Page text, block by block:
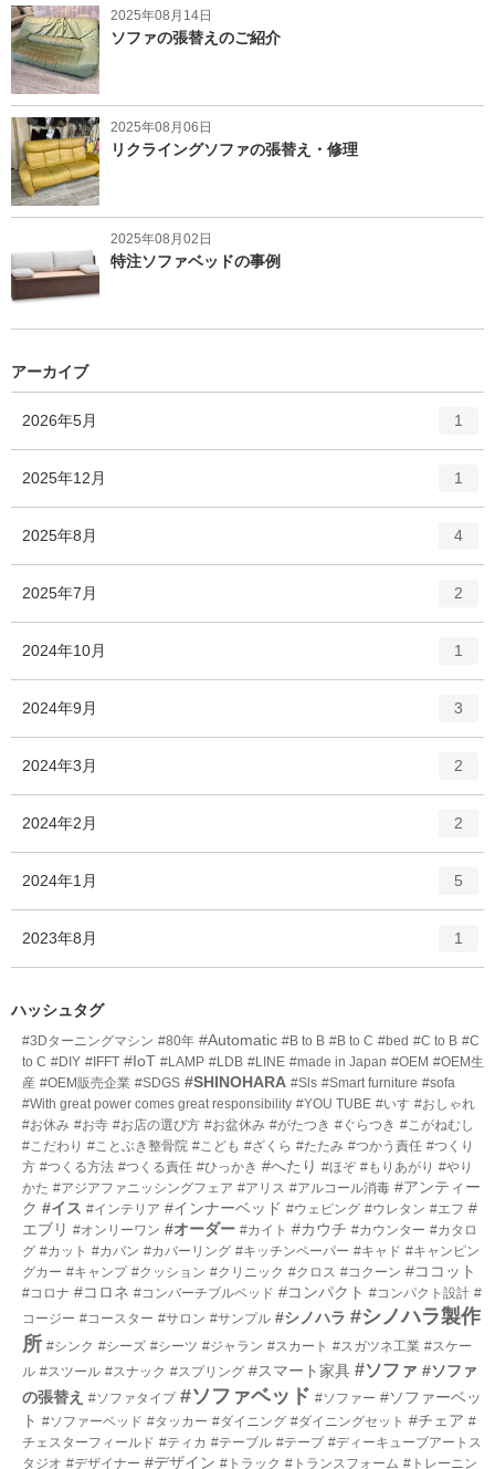
2025年08月14日
ソファの張替えのご紹介
2025年08月06日
リクライングソファの張替え・修理
2025年08月02日
特注ソファベッドの事例
アーカイブ
2026年5月
リ
ー
1
2025年12月
ー
1
2025年8月
ー
数
4
2025年7月
リ
ー
2
2024年10月
ー
1
2024年9月
ー
3
2024年3月
ー
2
2024年2月
ー
2
2024年1月
ー
5
2023年8月
リ
数
1
ハッシュタグ
#3Dターニングマシン #80年 #Automatic #B to B #B to C #bed #C to B #C
to C #DIY #IFFT #IoT #LAMP #LDB #LINE #made in Japan #OEM #OEM生
産 #OEM販売企業 #SDGS #SHINOHARA #Sls #Smart furniture #sofa
#With great power comes great responsibility #YOU TUBE #いす #おしゃれ
#お休み #お寺 #お店の選び方 #お盆休み #がたつき #ぐらつき #こがねむし
#こだわり #ことぶき整骨院 #こども #ざくら #たたみ #つかう責任 #つくり
方 #つくる方法 #つくる責任 #ひっかき #へたり #ほぞ #もりあがり #やり
かた #アジアファニッシングフェア #アリス #アルコール消毒 #アンティー
ク #イス #インテリア #インナーベッド #ウェピング #ウレタン #エフ #
エブリ #オンリーワン #オーダー #カイト #カウチ #カウンター #カタロ
グ #カット #カバン #カバーリング #キッチンペーパー #キャド #キャンピン
グカー #キャンプ #クッション #クリニック #クロス #コクーン #ココット
#コロナ #コロネ #コンバーチブルベッド #コンパクト #コンパクト設計 #
コージー #コースター #サロン #サンプル #シノハラ #シノハラ製作
所 #シンク #シーズ #シーツ #ジャラン #スカート #スガツネ工業 #スケー
ル #スツール #スナック #スプリング #スマート家具 #ソファ #ソファ
の張替え #ソファタイプ #ソファベッド #ソファー #ソファーベッ
ト #ソファーベッド #タッカー #ダイニング #ダイニングセット #チェア #
チェスターフィールド #ティカ #テーブル #テープ #ディーキューブアートス
タジオ #デザイナー #デザイン #トラック #トランスフォーム #トレーニン